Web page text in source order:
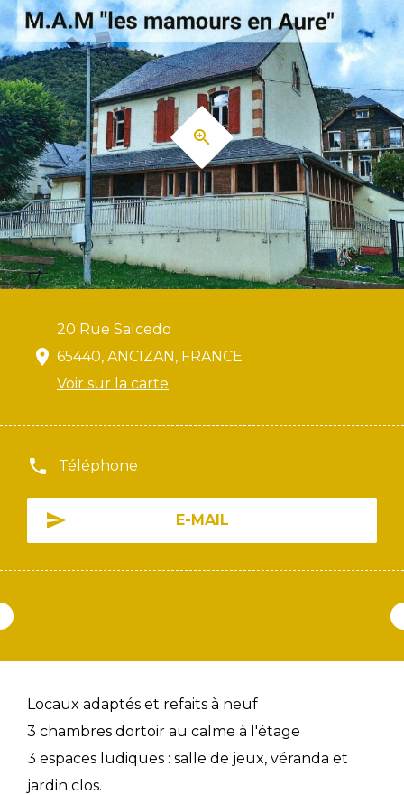
20 Rue Salcedo
65440, ANCIZAN, FRANCE
Voir sur la carte
Téléphone
E-MAIL
Locaux adaptés et refaits à neuf
3 chambres dortoir au calme à l'étage
3 espaces ludiques : salle de jeux, véranda et
jardin clos.